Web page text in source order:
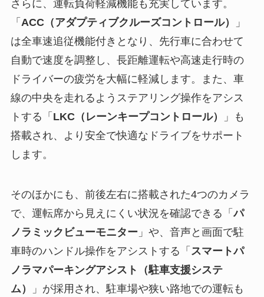
さらに、運転負荷軽減機能も充実しています。
「 ACC（アダプティブクルーズコントロール）
」
は全車速追従機能付きとなり、先行車に合わせて
自動で速度を調整し、長距離運転や高速走行時の
ドライバーの疲労を大幅に軽減します。また、車
線の中央を走れるようステアリング操作をアシス
トする「 LKC（レーンキープコントロール）
」も
搭載され、より安全で快適なドライブをサポート
します。
そのほかにも、前後左右に搭載された4つのカメラ
で、運転席から見えにくい状況を確認できる「パ
ノラミックビューモニター 」や、音声と画面で駐
車時のハンドル操作をアシストする「 スマートパ
ノラマパーキングアシスト（駐車支援システ
ム）
」が採用され、駐車場や狭い路地での運転も